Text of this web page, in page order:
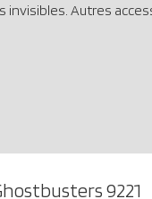
Autres
9221